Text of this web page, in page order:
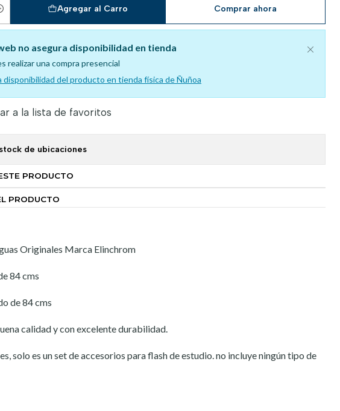
Agregar al Carro Comprar ahora
no asegura disponibilidad en tienda
realizar una compra presencial
disponibilidad del producto en tienda física de Ñuñoa
a la lista de favoritos
de ubicaciones
PRODUCTO
PRODUCTO
Originales Marca Elinchrom
84 cms
de 84 cms
calidad y con excelente durabilidad.
solo es un set de accesorios para flash de estudio. no incluye ningún tipo de